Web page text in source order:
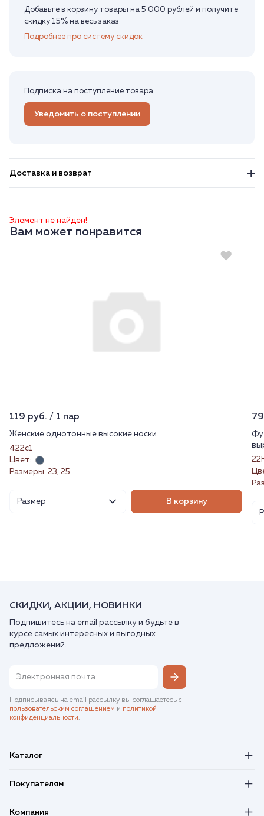
Добавьте в корзину товары на 5 000 рублей и получите
скидку 15% на весь заказ
Подробнее про систему скидок
Подписка на поступление товара
Уведомить о поступлении
Доставка и возврат
Элемент не найден!
Вам может понравится
119 руб. / 1 пар
Женские однотонные высокие носки
422с1
Цвет:
Размеры: 23, 25
Размер В корзину
СКИДКИ, АКЦИИ, НОВИНКИ
Подпишитесь на email рассылку и будьте в
курсе самых интересных и выгодных
предложений.
Подписываясь на email рассылку вы соглашаетесь с
пользовательским соглашением и политикой
конфиденциальности.
Каталог
Покупателям
Компания